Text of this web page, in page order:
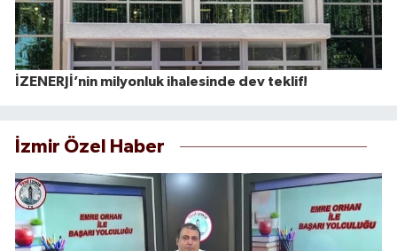
İZENERJİ’nin milyonluk ihalesinde dev teklif!
İzmir Özel Haber